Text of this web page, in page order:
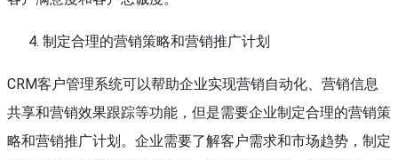
制定合理的营销策略和营销推广计划
CRM客户管理系统可以帮助企业实现营销自动化、营销信息
共享和营销效果跟踪等功能，但是需要企业制定合理的营销策
略和营销推广计划。企业需要了解客户需求和市场趋势，制定